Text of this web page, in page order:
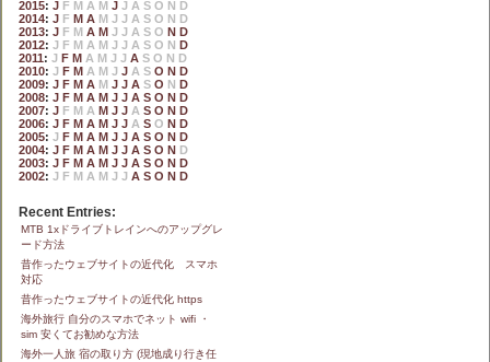
2015: J F M A M J J A S O N D
2014: J F M A M J J A S O N D
2013: J F M A M J J A S O N D
2012: J F M A M J J A S O N D
2011: J F M A M J J A S O N D
2010: J F M A M J J A S O N D
2009: J F M A M J J A S O N D
2008: J F M A M J J A S O N D
2007: J F M A M J J A S O N D
2006: J F M A M J J A S O N D
2005: J F M A M J J A S O N D
2004: J F M A M J J A S O N D
2003: J F M A M J J A S O N D
2002: J F M A M J J A S O N D
Recent Entries:
MTB 1xドライブトレインへのアップグレ
ード方法
昔作ったウェブサイトの近代化 スマホ
対応
昔作ったウェブサイトの近代化 https
海外旅行 自分のスマホでネット wifi ・
sim 安くてお勧めな方法
海外一人旅 宿の取り方 (現地成り行き任